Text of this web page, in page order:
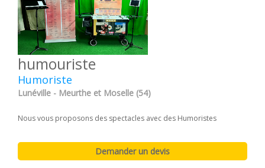
humouriste
Humoriste
Lunéville - Meurthe et Moselle (54)
Nous vous proposons des spectacles avec des Humoristes